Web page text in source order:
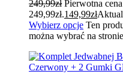
249,99zł Pierwotna
249,99zł.149,99zł
Wybierz opcje Ten
można wybrać na